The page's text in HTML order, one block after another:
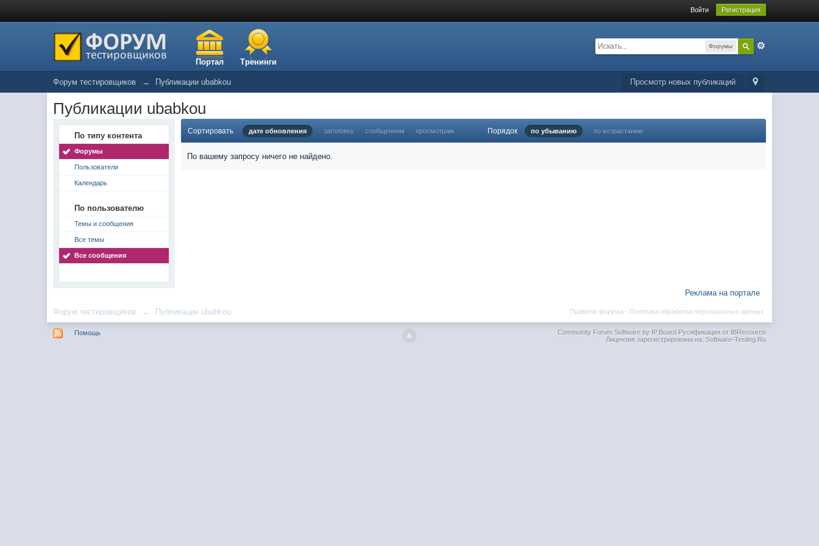
Войти Регистрация
Портал Тренинги
Форумы
Просмотр новых публикаций
Форум тестировщиков → Публикации ubabkou
Публикации ubabkou
По типу контента
Форумы
Пользователи
Календарь
По пользователю
Темы и сообщения
Все темы
Все сообщения
Сортировать дате обновления заголовку сообщениям просмотрам Порядок по убыванию по возрастанию
По вашему запросу ничего не найдено.
Реклама на портале
Форум тестировщиков → Публикации ubabkou Политика обработки персональных данных
Правила форума ·
Помощь Community Forum Software by IP.BoardРусификация от IBResource
Лицензия зарегистрирована на: Software-Testing.Ru